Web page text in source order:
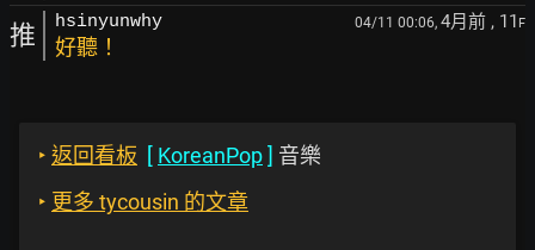
推 hsinyunwhy 04/11 00:06, 4月前 , 11 F
好聽！
‣ 返回看板 [ KoreanPop] 音樂
‣ 更多 tycousin 的文章